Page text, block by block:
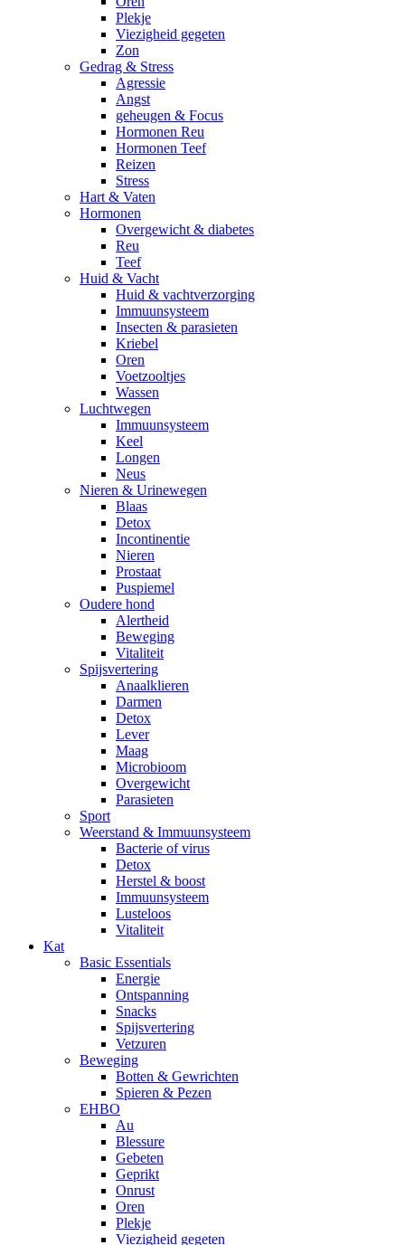
Plekje
Viezigheid gegeten
Zon
Gedrag & Stress
Agressie
Angst
geheugen & Focus
Hormonen Reu
Hormonen Teef
Reizen
Stress
Hart & Vaten
Hormonen
Overgewicht & diabetes
Reu
Teef
Huid & Vacht
Huid & vachtverzorging
Immuunsysteem
Insecten & parasieten
Kriebel
Oren
Voetzooltjes
Wassen
Luchtwegen
Immuunsysteem
Keel
Longen
Neus
Nieren & Urinewegen
Blaas
Detox
Incontinentie
Nieren
Prostaat
Puspiemel
Oudere hond
Alertheid
Beweging
Vitaliteit
Spijsvertering
Anaalklieren
Darmen
Detox
Lever
Maag
Microbioom
Overgewicht
Parasieten
Sport
Weerstand & Immuunsysteem
Bacterie of virus
Detox
Herstel & boost
Immuunsysteem
Lusteloos
Vitaliteit
Kat
Basic Essentials
Energie
Ontspanning
Snacks
Spijsvertering
Vetzuren
Beweging
Botten & Gewrichten
Spieren & Pezen
EHBO
Au
Blessure
Gebeten
Geprikt
Onrust
Oren
Plekje
Viezigheid gegeten